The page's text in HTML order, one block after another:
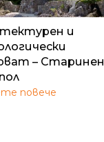
и
– Старинен
повече